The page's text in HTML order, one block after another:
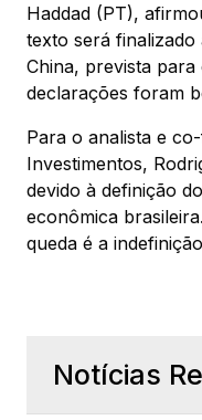
Haddad (PT),
texto será finalizado
China, prevista
declarações foram
Para o analista e
Investimentos,
devido à definição
econômica
queda é a
Notícias